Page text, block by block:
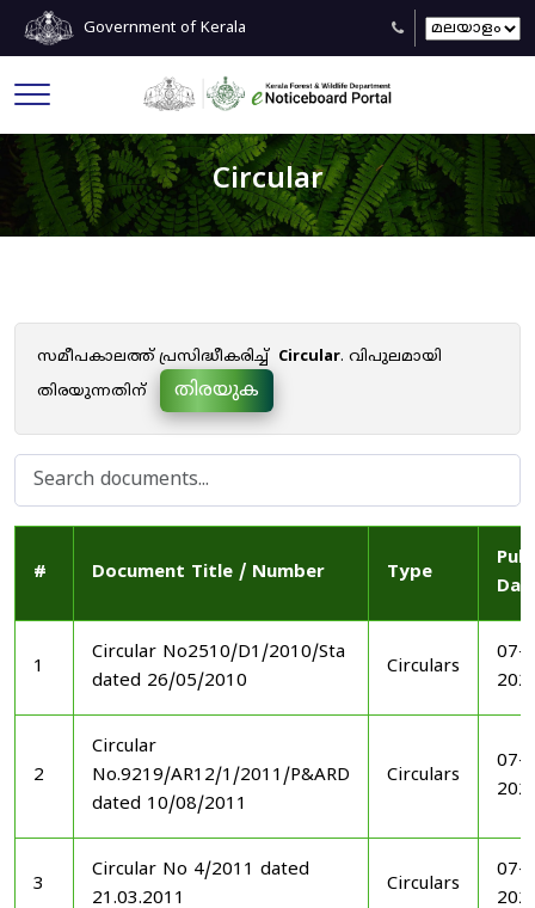
Government of Kerala
Circular
സമീപകാലത്ത് പ്രസിദ്ധീകരിച്ച് Circular. വിപുലമായി
തിരയുന്നതിന്
തിരയുക
# Document Title / Number Type
1
Circular No2510/D1/2010/Sta
dated 26/05/2010
Circulars
07-
2
Circular
No.9219/AR12/1/2011/P&ARD
dated 10/08/2011
Circulars
07-
3
Circular No 4/2011 dated
21.03.2011
Circulars
07-